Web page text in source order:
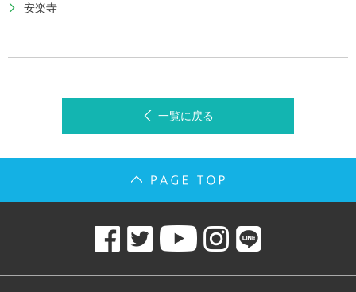
安楽寺
一覧に戻る